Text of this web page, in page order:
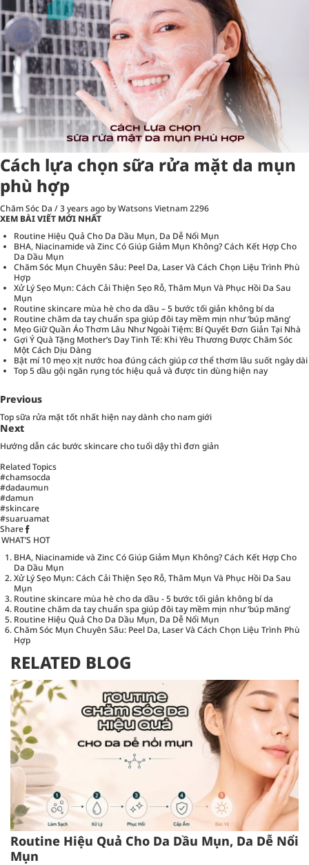
Cách lựa chọn sữa rửa mặt da mụn
phù hợp
Chăm Sóc Da /3 years ago by Watsons Vietnam2296
XEM BÀI VIẾT MỚI NHẤT
Routine Hiệu Quả Cho Da Dầu Mụn, Da Dễ Nổi Mụn
BHA, Niacinamide và Zinc Có Giúp Giảm Mụn Không? Cách Kết Hợp Cho
Da Dầu Mụn
Chăm Sóc Mụn Chuyên Sâu: Peel Da, Laser Và Cách Chọn Liệu Trình Phù
Hợp
Xử Lý Sẹo Mụn: Cách Cải Thiện Sẹo Rỗ, Thâm Mụn Và Phục Hồi Da Sau
Mụn
Routine skincare mùa hè cho da dầu – 5 bước tối giản không bí da
Routine chăm da tay chuẩn spa giúp đôi tay mềm mịn như ‘búp măng’
Mẹo Giữ Quần Áo Thơm Lâu Như Ngoài Tiệm: Bí Quyết Đơn Giản Tại Nhà
Gợi Ý Quà Tặng Mother’s Day Tinh Tế: Khi Yêu Thương Được Chăm Sóc
Một Cách Dịu Dàng
Bật mí 10 mẹo xịt nước hoa đúng cách giúp cơ thể thơm lâu suốt ngày dài
Top 5 dầu gội ngăn rụng tóc hiệu quả và được tin dùng hiện nay
Previous
Top sữa rửa mặt tốt nhất hiện nay dành cho nam giới
Next
Hướng dẫn các bước skincare cho tuổi dậy thì đơn giản
Related Topics
#chamsocda
#dadaumun
#damun
#skincare
#suaruamat
Share
WHAT’S HOT
BHA, Niacinamide và Zinc Có Giúp Giảm Mụn Không? Cách Kết Hợp Cho
Da Dầu Mụn
Xử Lý Sẹo Mụn: Cách Cải Thiện Sẹo Rỗ, Thâm Mụn Và Phục Hồi Da Sau
Mụn
Routine skincare mùa hè cho da dầu - 5 bước tối giản không bí da
Routine chăm da tay chuẩn spa giúp đôi tay mềm mịn như ‘búp măng’
Routine Hiệu Quả Cho Da Dầu Mụn, Da Dễ Nổi Mụn
Chăm Sóc Mụn Chuyên Sâu: Peel Da, Laser Và Cách Chọn Liệu Trình Phù
Hợp
RELATED BLOG
Routine Hiệu Quả Cho Da Dầu Mụn, Da Dễ Nổi
Mụn